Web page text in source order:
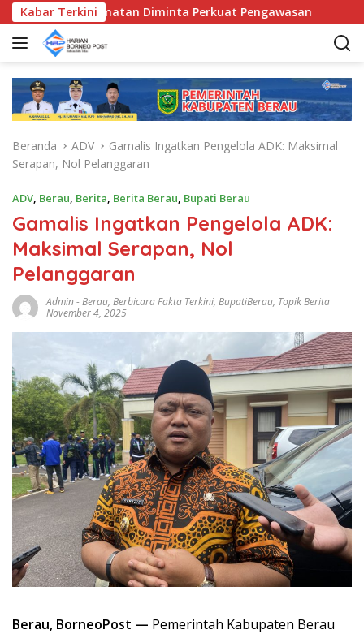
a
Kabar Terkini
Kecamatan Diminta Perkuat Pengawasan
Beranda ADV
Gamalis Ingatkan Pengelola ADK: Maksimal
Serapan, Nol Pelanggaran
ADV, Berau, Berita, Berita Berau, Bupati Berau
Gamalis Ingatkan Pengelola ADK:
Maksimal Serapan, Nol
Pelanggaran
Admin-Berau, Berbicara Fakta Terkini, BupatiBerau, Topik Berita
November 4, 2025
Berau, BorneoPost — Pemerintah Kabupaten Berau